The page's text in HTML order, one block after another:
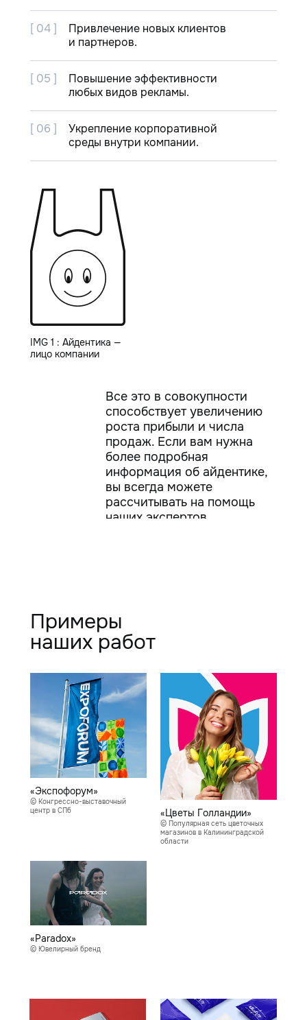
IMG 1 : Айдентика —
лицо компании
Все это в совокупности
способствует увеличению
роста прибыли и числа
продаж. Если вам нужна
более подробная
информация об айдентике,
вы всегда можете
рассчитывать на помощь
наших экспертов.
Привлечение новых клиентов
и партнеров.
[ 04 ]
Повышение эффективности
любых видов рекламы.
[ 05 ]
Укрепление корпоративной
среды внутри компании.
[ 06 ]
Примеры
наших работ
«Экспофорум»
© Конгрессно-выставочный
центр в СПб
«Цветы Голландии»
© Популярная сеть цветочных
магазинов в Калининградской
области
«Paradox»
© Ювелирный бренд